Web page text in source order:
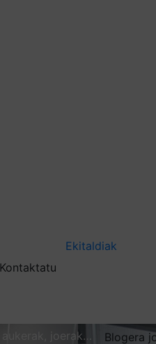
Kontaktatu
Ekitaldiak
joerak… Blogera